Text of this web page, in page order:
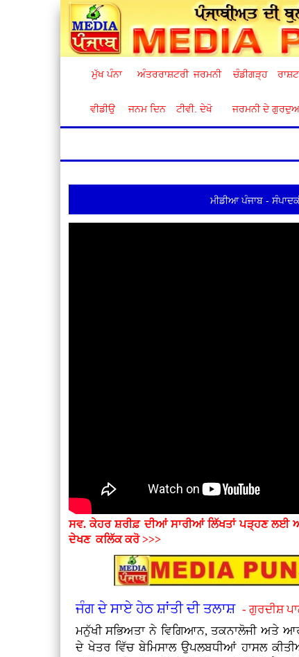
ਮੁੱਖ ਪੰਨਾ ਅੰਤਰਰਾਸ਼ਟਰੀ ਜਰਮਨੀ ਚੰਡੀਗੜ੍ਹ
ਵੀਡੀਉ ਜਨਮ ਦਿਨ ਟੀਵੀ. ਦੇਖੋ ਜਰਮਨੀ ਦੇ
ਮੀਡੀਆ ਪੰਜਾਬ -
ਸਵ. ਕੇਹਰ ਸ਼ਰੀਫ਼ ਦੀਆਂ ਸਾਰੀਆਂ ਲਿੱਖਤਾਂ ਪੜ੍ਹਣ ਲਈ
ਦੇਖਣ ਕਲਿੱਕ ਕਰੋ >>>
ਜੰਗ ਦੇ ਸਾਏ ਹੇਠ ਸ਼ਾਂਤੀ ਦੀ ਤਲਾਸ਼ - ਗੁਰਦੀਸ਼
ਮਨੁੱਖੀ ਸਭਿਅਤਾ ਨੇ ਵਿਗਿਆਨ, ਤਕਨਾਲੋਜੀ ਅਤੇ
ਦੇ ਖੇਤਰ ਵਿੱਚ ਬੇਮਿਸਾਲ ਉਪਲਬਧੀਆਂ ਹਾਸਲ